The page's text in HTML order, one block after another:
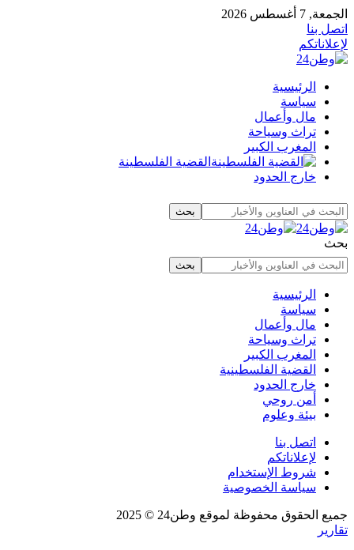
الجمعة, 7 أغسطس 2026
اتصل بنا
لإعلاناتكم
الرئيسية
سياسة
مال وأعمال
تراث وسياحة
المغرب الكبير
القضية الفلسطينة
خارج الحدود
بحث
الرئيسية
سياسة
مال وأعمال
تراث وسياحة
المغرب الكبير
القضية الفلسطينية
خارج الحدود
أمن روحي
بيئة وعلوم
اتصل بنا
لإعلاناتكم
شروط الإستخدام
سياسة الخصوصية
جميع الحقوق محفوظة لموقع وطن24 © 2025
تقارير